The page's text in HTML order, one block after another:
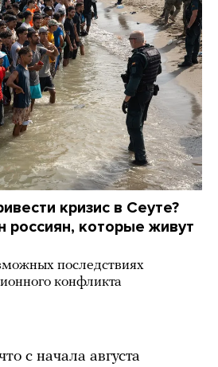
кризис в Сеуте?
россиян, которые живут
последствиях
конфликта
с начала августа